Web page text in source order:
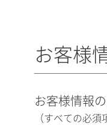
お客様
お客様情報
（すべての必須